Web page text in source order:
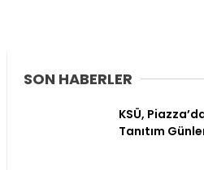
SON HABERLER
KSÜ,
Tanıtım